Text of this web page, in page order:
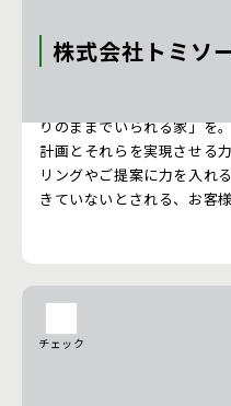
株式会社トミソ
りのままでいられる家」を。 家づくりには、しっかり立
計画とそれらを実現させる
リングやご提案に力を入れ
きていないとされる、お客
に行い、お客様が「ありの
チェック